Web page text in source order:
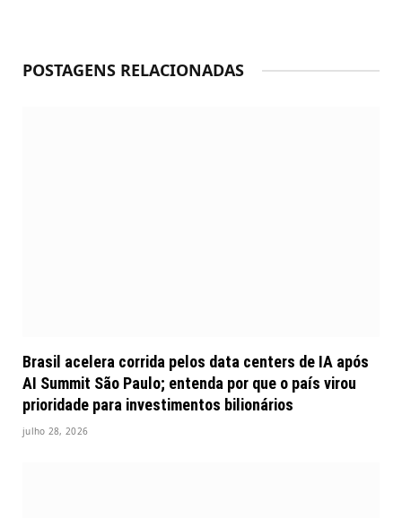
POSTAGENS RELACIONADAS
Brasil acelera corrida pelos data centers de IA após
AI Summit São Paulo; entenda por que o país virou
prioridade para investimentos bilionários
julho 28, 2026